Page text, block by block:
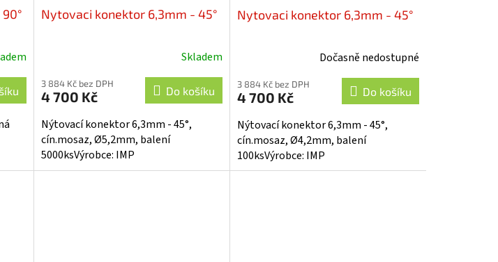
Nytovaci konektor 6,3mm - 45°
Skladem
3 884 Kč bez DPH
4 700 Kč Do košíku
Nýtovací konektor 6,3mm - 45°,
cín.mosaz, Ø5,2mm, balení
5000ksVýrobce: IMP
Nytovaci konektor 6,3mm - 45°
Dočasně nedostupné
3 884 Kč bez DPH
4 700 Kč Do košíku
Nýtovací konektor 6,3mm - 45°,
cín.mosaz, Ø4,2mm, balení
100ksVýrobce: IMP